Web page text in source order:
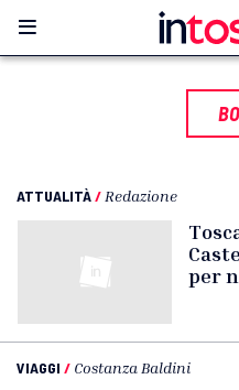
ATTUALITÀ/ Redazione
per
VIAGGI / Costanza Baldini